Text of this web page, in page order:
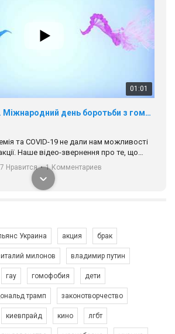
01:01
17 травня IDAHO. Міжнародний день боротьби з гомофобією трансфобією і біфобія.
та COVІD-19 не дали нам можливості
Наше відео-звернення про те, що
містах та не можемо зустрінеться, ми
всіх хто поділяє цінності рівності та
до нас. Регіональні підрозділи
України.
гучніше!
Нравится • 1 Комментариев
Украина акция брак
милонов владимир путин
гау гомофобия дети
трамп законотворчество
киевпрайд кино лгбт